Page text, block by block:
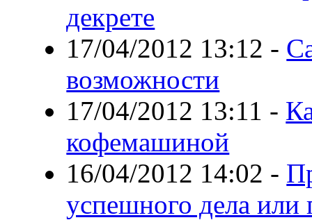
декрете
17/04/2012 13:12 -
возможности
17/04/2012 13:11 -
кофемашиной
16/04/2012 14:02 -
успешного дела или